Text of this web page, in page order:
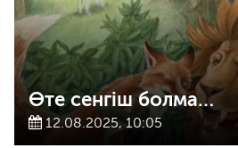
Өте сенгіш болма…
12.08.2025, 10:05